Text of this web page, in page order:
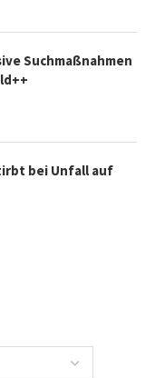
Suchmaßnahmen
bei Unfall auf